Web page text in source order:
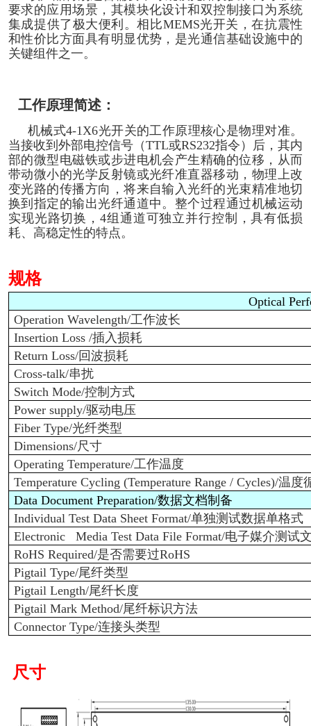
要求的应用场景，其模块化设计和双控制接口为系统
集成提供了极大便利。相比MEMS光开关，在抗震性
和性价比方面具有明显优势，是光通信基础设施中的
关键组件之一。
工作原理简述：
机械式4-1X6光开关的工作原理核心是物理对准。
当接收到外部电控信号（TTL或RS232指令）后，其内
部的微型电磁铁或步进电机会产生精确的位移，从而
带动微小的光学反射镜或光纤准直器移动，物理上改
变光路的传播方向，将来自输入光纤的光束精准地切
换到指定的输出光纤通道中。整个过程通过机械运动
实现光路切换，4组通道可独立并行控制，具有低损
耗、高稳定性的特点。
规格
Optical
Operation Wavelength/工作波长
Insertion Loss /插入损耗
Return Loss/回波损耗
Cross-talk/串扰
Switch Mode/控制方式
Power supply/驱动电压
Fiber Type/光纤类型
Dimensions/尺寸
Operating Temperature/工作温度
Temperature Cycling (Temperature Range / Cycles)/温度
Data Document Preparation/数据文档制备
Individual Test Data Sheet Format/单独测试数据单格式
Electronic Media Test Data File Format/电子媒介测试
RoHS Required/是否需要过RoHS
Pigtail Type/尾纤类型
Pigtail Length/尾纤长度
Pigtail Mark Method/尾纤标识方法
Connector Type/连接头类型
尺寸